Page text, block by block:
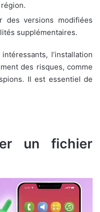
des versions modifiées
supplémentaires.
l’installation
des risques, comme
Il est essentiel de
un fichier